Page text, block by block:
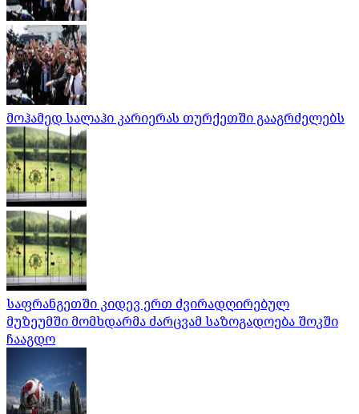
მოჰამედ სალაჰი კარიერას თურქეთში გააგრძელებს
საფრანგეთში კიდევ ერთ ძვირადღირებულ
მუზეუმში მომხდარმა ძარცვამ საზოგადოება შოკში
ჩააგდო